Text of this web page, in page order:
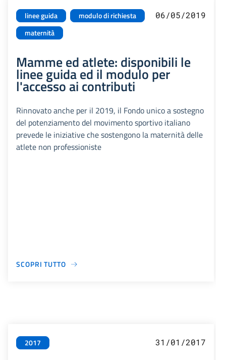
linee guida
modulo di richiesta
maternità
06/05/2019
Mamme ed atlete: disponibili le
linee guida ed il modulo per
l'accesso ai contributi
Rinnovato anche per il 2019, il Fondo unico a sostegno
del potenziamento del movimento sportivo italiano
prevede le iniziative che sostengono la maternità delle
atlete non professioniste
SCOPRI TUTTO
2017 31/01/2017